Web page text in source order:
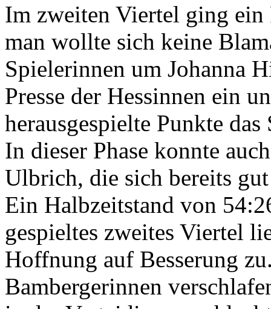
Im zweiten Viertel ging
man wollte sich keine
Spielerinnen um Johanna
Presse der Hessinnen ein
herausgespielte Punkte
In dieser Phase konnte
Ulbrich, die sich bereits
Ein Halbzeitstand von
gespieltes zweites Viertel
Hoffnung auf Besserung
Bambergerinnen